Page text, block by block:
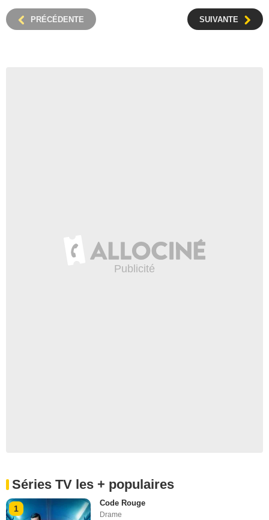
PRÉCÉDENTE SUIVANTE
Séries TV les + populaires
1
Code Rouge
Drame